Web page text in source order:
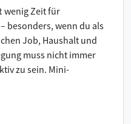
wenig Zeit für
besonders, wenn du als
Job, Haushalt und
muss nicht immer
zu sein. Mini-